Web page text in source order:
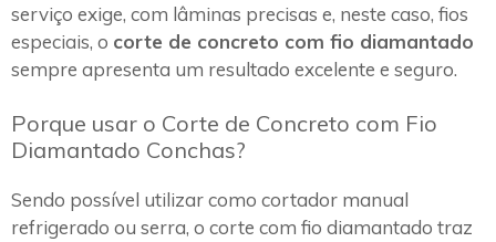
serviço exige, com lâminas precisas e, neste caso, fios
especiais, o corte de concreto com fio diamantado
sempre apresenta um resultado excelente e seguro.
Porque usar o Corte de Concreto com Fio
Diamantado Conchas?
Sendo possível utilizar como cortador manual
refrigerado ou serra, o corte com fio diamantado traz